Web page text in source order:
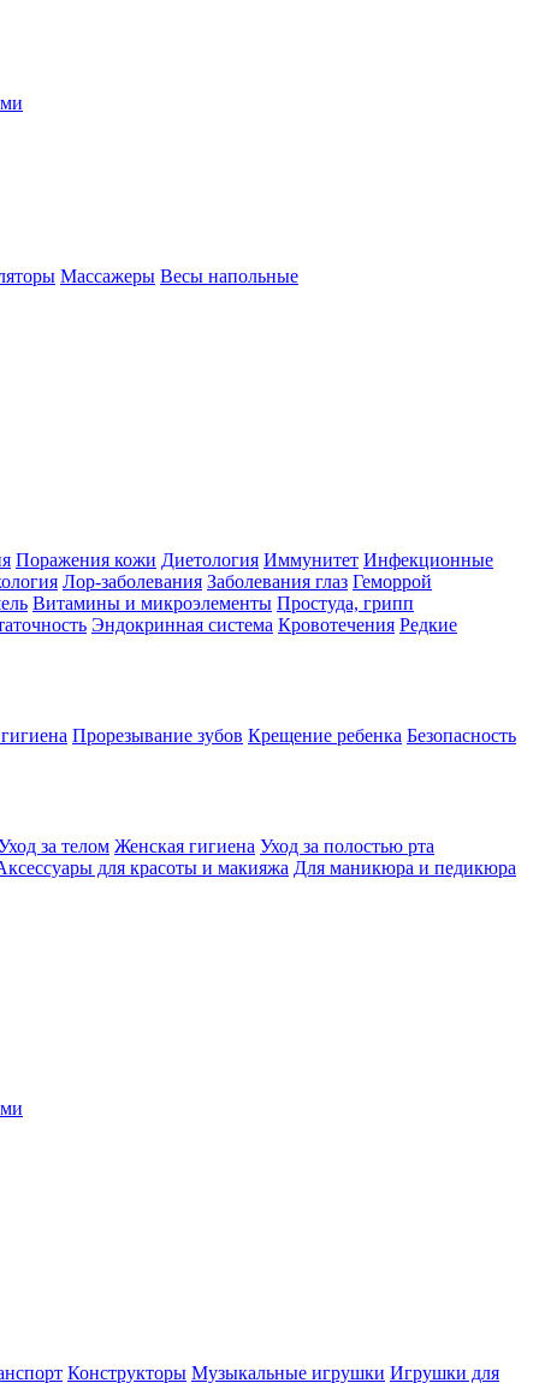
Массажеры Весы напольные
Поражения кожи Диетология Иммунитет Инфекционные
Лор-заболевания Заболевания глаз Геморрой
Витамины и микроэлементы Простуда, грипп
Эндокринная система Кровотечения Редкие
Прорезывание зубов Крещение ребенка Безопасность
за телом Женская гигиена Уход за полостью рта
для красоты и макияжа Для маникюра и педикюра
Конструкторы Музыкальные игрушки Игрушки для